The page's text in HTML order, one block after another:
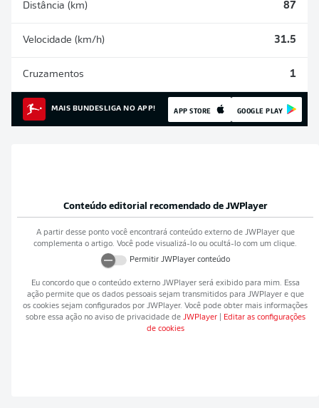
Distância (km) 87
Velocidade (km/h) 31.5
Cruzamentos 1
MAIS BUNDESLIGA NO APP! APP STORE GOOGLE PLAY
Conteúdo editorial recomendado de JWPlayer
A partir desse ponto você encontrará conteúdo externo de JWPlayerque
complementa o artigo. Você pode visualizá-lo ou ocultá-lo com um clique.
Permitir JWPlayerconteúdo
Eu concordo que o conteúdo externo JWPlayerserá exibido para mim. Essa
ação permite que os dados pessoais sejam transmitidos para JWPlayere que
os cookies sejam configurados por JWPlayer. Você pode obter mais informações
sobre essa ação no aviso de privacidade de JWPlayer
Editar as configurações
de cookies